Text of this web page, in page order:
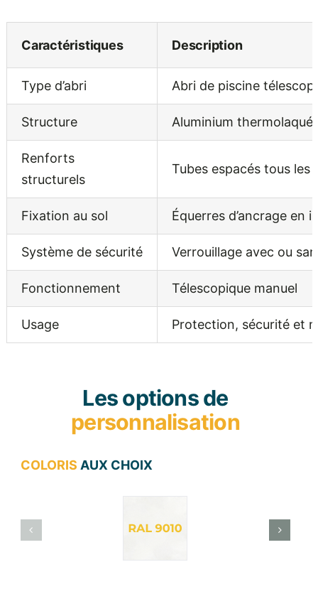
Caractéristiques Description
Type d’abri Abri de piscine
Structure Aluminium
Renforts
structurels
Tubes espacés tous les
Fixation au sol Équerres d’ancrage en
Système de sécurité Verrouillage avec ou
Fonctionnement Télescopique manuel
Usage Protection, sécurité et
Les options de
personnalisation
COLORIS AUX CHOIX